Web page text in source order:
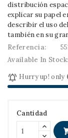
distribución
explicar su papel
describir el uso
también en su
Referencia:
Available In Stock:
 Hurry up! only
Cantidad